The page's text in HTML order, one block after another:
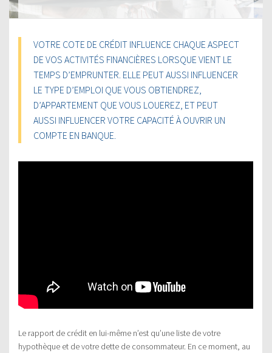
VOTRE COTE DE CRÉDIT INFLUENCE CHAQUE ASPECT
DE VOS ACTIVITÉS FINANCIÈRES LORSQUE VIENT LE
TEMPS D’EMPRUNTER. ELLE PEUT AUSSI INFLUENCER
LE TYPE D’EMPLOI QUE VOUS OBTIENDREZ,
D’APPARTEMENT QUE VOUS LOUEREZ, ET PEUT
AUSSI INFLUENCER VOTRE CAPACITÉ À OUVRIR UN
COMPTE EN BANQUE.
Le rapport de crédit en lui-même n’est qu’une liste de votre
hypothèque et de votre dette de consommateur. En ce moment, au